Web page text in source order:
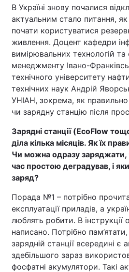
В Україні знову почалися
актуальним стало питання,
почати користуватися
живлення. Доцент кафедри
вимірювальних технологій та
менеджменту Івано-
технічного університету
технічних наук Андрій
УНІАН, зокрема, як
чи зарядну станцію після
Зарядні станції (EcoFlow
діла кілька місяців. Як їх
Чи можна одразу заряджати,
час простою деградував, і
заряд?
Порада №1 – потрібно
експлуатації приладів, а
люблять робити. В інструкції
написано. Потрібно
зарядній станції всередині є
здебільшого зараз
фосфатні акумулятори. Такі